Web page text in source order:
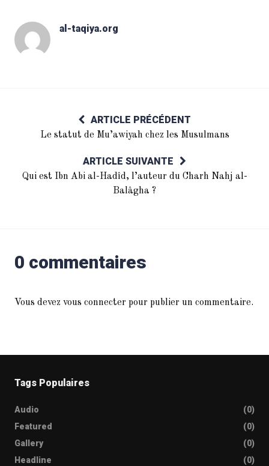
al-taqiya.org
ARTICLE PRÉCÉDENT
Le statut de Mu’awiyah chez les Musulmans
ARTICLE SUIVANTE
Qui est Ibn Abi al-Hadîd, l’auteur du Charh Nahj al-
Balâgha ?
0 commentaires
Vous devez vous connecter pour publier un commentaire.
Tags Populaires
Audio
(0)
Featured
(0)
Gallery
(0)
Headline
(0)